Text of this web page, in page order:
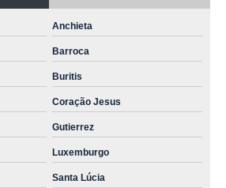
Anchieta
Barroca
Buritis
Coração Jesus
Gutierrez
Luxemburgo
Santa Lúcia